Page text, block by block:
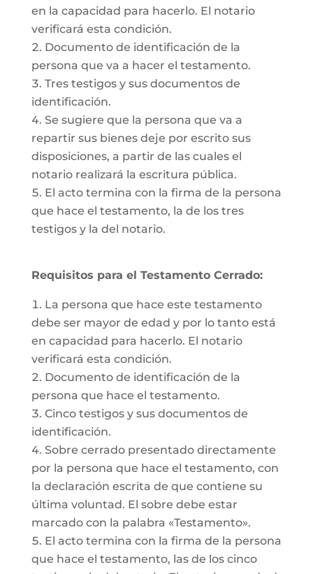
en la capacidad para hacerlo. El notario
verificará esta condición.
Documento de identificación de la
persona que va a hacer el testamento.
Tres testigos y sus documentos de
identificación.
Se sugiere que la persona que va a
repartir sus bienes deje por escrito sus
disposiciones, a partir de las cuales el
notario realizará la escritura pública.
El acto termina con la firma de la persona
que hace el testamento, la de los tres
testigos y la del notario.
Requisitos para el Testamento Cerrado:
La persona que hace este testamento
debe ser mayor de edad y por lo tanto está
en capacidad para hacerlo. El notario
verificará esta condición.
Documento de identificación de la
persona que hace el testamento.
Cinco testigos y sus documentos de
identificación.
Sobre cerrado presentado directamente
por la persona que hace el testamento, con
la declaración escrita de que contiene su
última voluntad. El sobre debe estar
marcado con la palabra «Testamento».
El acto termina con la firma de la persona
que hace el testamento, las de los cinco